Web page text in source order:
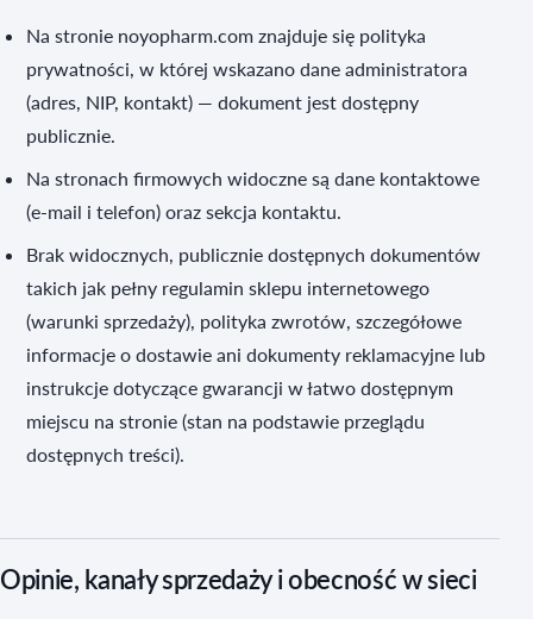
Na stronie noyopharm.com znajduje się polityka
prywatności, w której wskazano dane administratora
(adres, NIP, kontakt) — dokument jest dostępny
publicznie.
Na stronach firmowych widoczne są dane kontaktowe
(e-mail i telefon) oraz sekcja kontaktu.
Brak widocznych, publicznie dostępnych dokumentów
takich jak pełny regulamin sklepu internetowego
(warunki sprzedaży), polityka zwrotów, szczegółowe
informacje o dostawie ani dokumenty reklamacyjne lub
instrukcje dotyczące gwarancji w łatwo dostępnym
miejscu na stronie (stan na podstawie przeglądu
dostępnych treści).
Opinie, kanały sprzedaży i obecność w sieci